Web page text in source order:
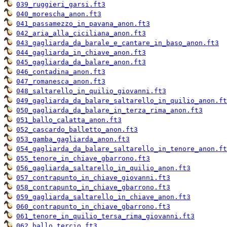
039_ruggieri_garsi.ft3
040_morescha_anon.ft3
041_passamezzo_in_pavana_anon.ft3
042_aria_alla_ciciliana_anon.ft3
043_gagliarda_da_barale_e_cantare_in_baso_anon.ft3
044_gagliarda_in_chiave_anon.ft3
045_gagliarda_da_balare_anon.ft3
046_contadina_anon.ft3
047_romanesca_anon.ft3
048_saltarello_in_quilio_giovanni.ft3
050_gagliarda_da_balare_in_terza_rima_anon.ft3
051_ballo_calatta_anon.ft3
052_cascardo_balletto_anon.ft3
053_gamba_gagliarda_anon.ft3
055_tenore_in_chiave_gbarrono.ft3
056_gagliarda_saltarello_in_quilio_anon.ft3
057_contrapunto_in_chiave_giovanni.ft3
058_contrapunto_in_chiave_gbarrono.ft3
059_gagliarda_saltarello_in_chiave_anon.ft3
060_contrapunto_in_chiave_gbarrono.ft3
061_tenore_in_quilio_tersa_rima_giovanni.ft3